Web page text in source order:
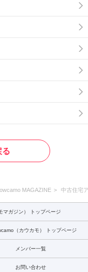
る
MAGAZINE 中古住宅
マガジン） トップページ
（カウカモ） トップページ
メンバー一覧
お問い合わせ